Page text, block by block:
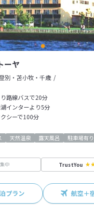
ーヤ
別・苫小牧・千歳
路線バスで20分
インターより5分
シーで100分
天然温泉 露天風呂 駐車場有り
中 TrustYou
プラン 航空＋